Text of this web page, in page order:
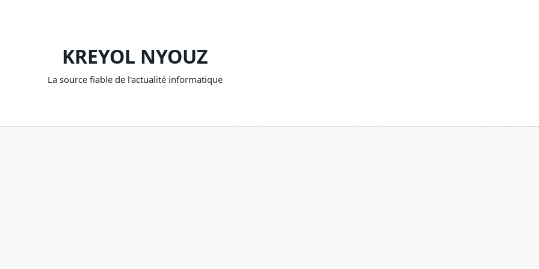
KREYOL NYOUZ
La source fiable de l'actualité informatique